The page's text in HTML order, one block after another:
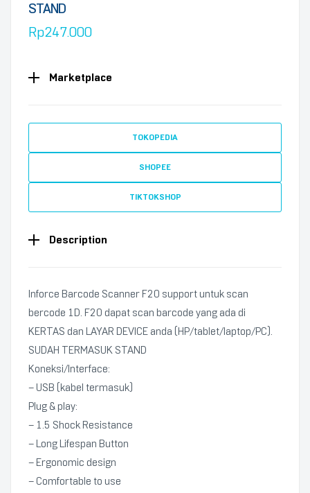
STAND
Rp247.000
Marketplace
TOKOPEDIA
SHOPEE
TIKTOKSHOP
Description
Inforce Barcode Scanner F20 support untuk scan
bercode 1D. F20 dapat scan barcode yang ada di
KERTAS dan LAYAR DEVICE anda (HP/tablet/laptop/PC).
SUDAH TERMASUK STAND
Koneksi/Interface:
– USB (kabel termasuk)
Plug & play:
– 1.5 Shock Resistance
– Long Lifespan Button
– Ergonomic design
– Comfortable to use